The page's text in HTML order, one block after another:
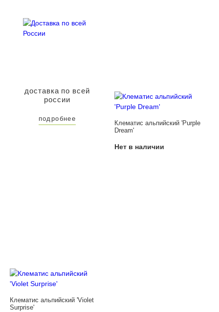
доставка по всей
россии
подробнее
Клематис альпийский 'Purple
Dream'
Нет в наличии
Клематис альпийский 'Violet
Surprise'